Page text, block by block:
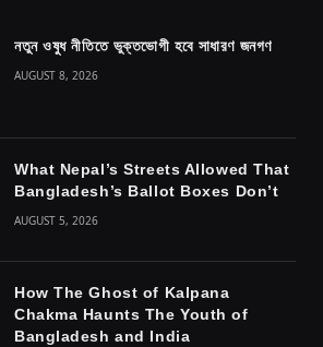
নতুন ওষুধ নীতিতে ভুক্তভোগী হবে সাধারণ জনগণ
AUGUST 8, 2026
What Nepal’s Streets Allowed That
Bangladesh’s Ballot Boxes Don’t
AUGUST 5, 2026
How The Ghost of Kalpana
Chakma Haunts The Youth of
Bangladesh and India